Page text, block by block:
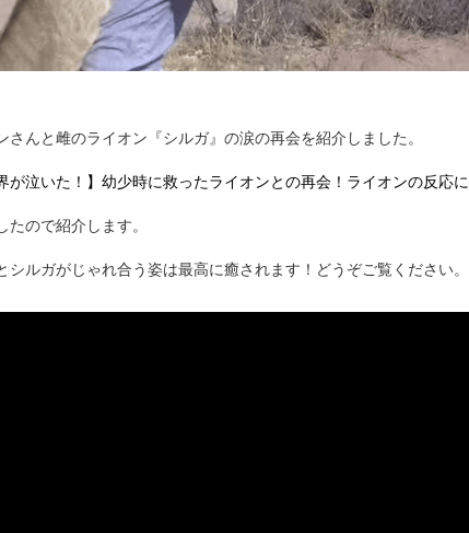
さんと雌のライオン『シルガ』の涙の再会を紹介しました。
が泣いた！】幼少時に救ったライオンとの再会！ライオンの反応
ので紹介します。
シルガがじゃれ合う姿は最高に癒されます！どうぞご覧ください。